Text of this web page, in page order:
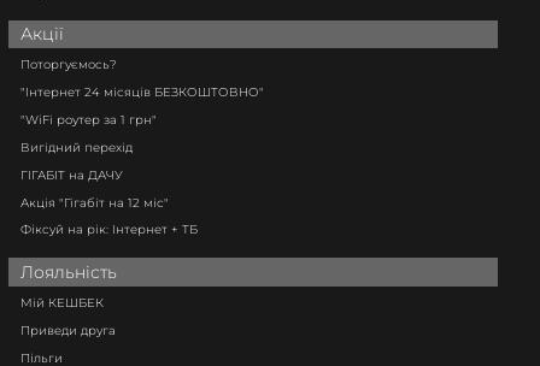
Акції
Поторгуємось?
"Інтернет 24 місяців БЕЗКОШТОВНО"
"WiFi роутер за 1 грн"
Вигідний перехід
ГІГАБІТ на ДАЧУ
Акція "Гігабіт на 12 міс"
Фіксуй на рік: Інтернет + ТБ
Лояльність
Мій КЕШБЕК
Приведи друга
Пільги